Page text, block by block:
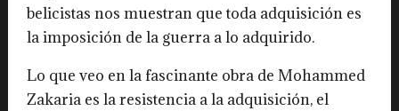
belicistas nos muestran que toda adquisición es
la imposición de la guerra a lo adquirido.
Lo que veo en la fascinante obra de Mohammed
Zakaria es la resistencia a la adquisición, el